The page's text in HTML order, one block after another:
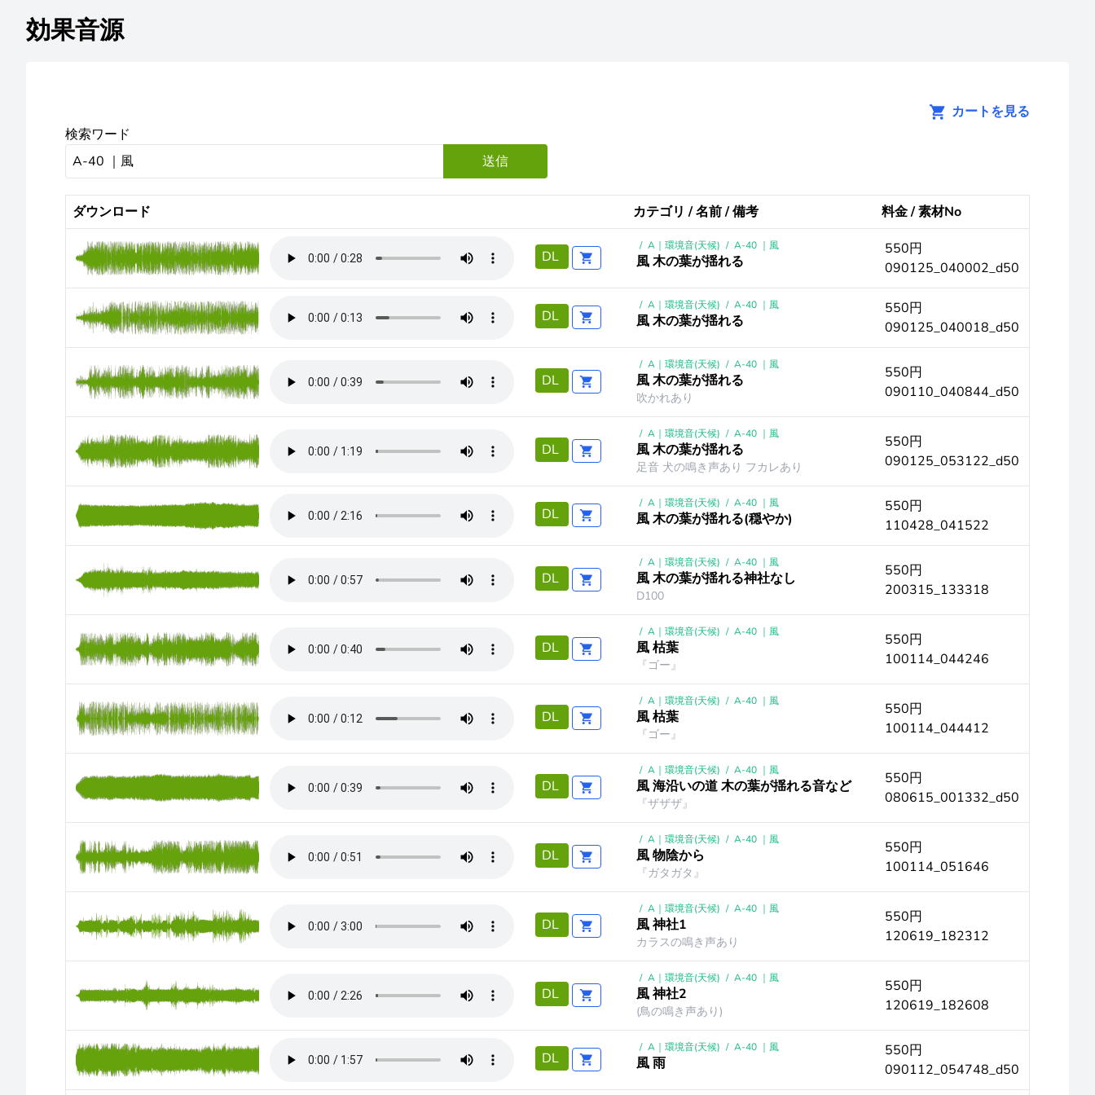
効果音源
カートを見る
検索ワード
送信
ダウンロード カテゴリ / 名前 / 備考 料金 / 素材No
DL
/ A｜環境音(天候) / A-40 ｜風
風 木の葉が揺れる
550円
090125_040002_d50
DL
/ A｜環境音(天候) / A-40 ｜風
風 木の葉が揺れる
550円
090125_040018_d50
DL
/ A｜環境音(天候) / A-40 ｜風
風 木の葉が揺れる
吹かれあり
550円
090110_040844_d50
DL
/ A｜環境音(天候) / A-40 ｜風
風 木の葉が揺れる
足音 犬の鳴き声あり フカレあり
550円
090125_053122_d50
DL
/ A｜環境音(天候) / A-40 ｜風
風 木の葉が揺れる(穏やか)
550円
110428_041522
DL
/ A｜環境音(天候) / A-40 ｜風
風 木の葉が揺れる神社なし
D100
550円
200315_133318
DL
/ A｜環境音(天候) / A-40 ｜風
風 枯葉
『ゴー』
550円
100114_044246
DL
/ A｜環境音(天候) / A-40 ｜風
風 枯葉
『ゴー』
550円
100114_044412
DL
/ A｜環境音(天候) / A-40 ｜風
風 海沿いの道 木の葉が揺れる音など
『ザザザ』
550円
080615_001332_d50
DL
/ A｜環境音(天候) / A-40 ｜風
風 物陰から
『ガタガタ』
550円
100114_051646
DL
/ A｜環境音(天候) / A-40 ｜風
風 神社1
カラスの鳴き声あり
550円
120619_182312
DL
/ A｜環境音(天候) / A-40 ｜風
風 神社2
(鳥の鳴き声あり)
550円
120619_182608
DL
/ A｜環境音(天候) / A-40 ｜風
風 雨
550円
090112_054748_d50